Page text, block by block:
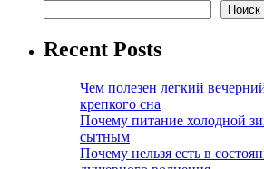
Поиск
Recent Posts
Чем полезен легкий
крепкого сна
Почему питание холодной
сытным
Почему нельзя есть в